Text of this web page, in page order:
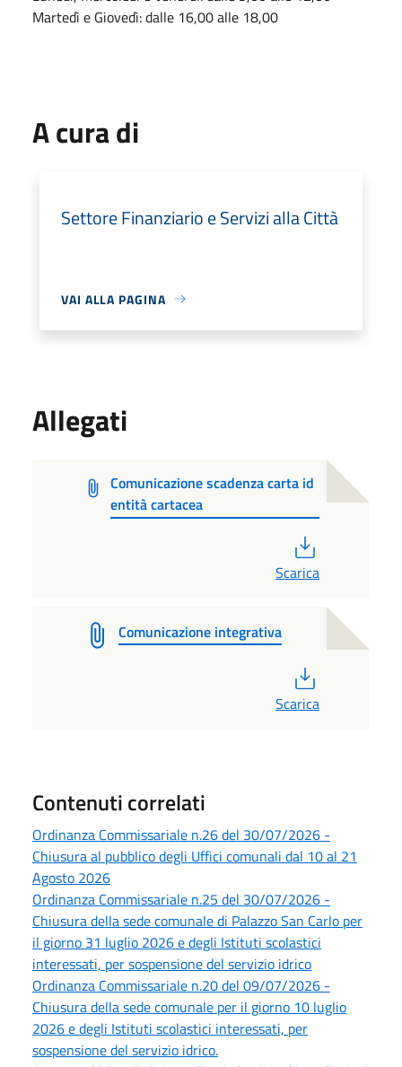
Martedì e Giovedì: dalle 16,00 alle 18,00
A cura di
Settore Finanziario e Servizi alla Città
VAI ALLA PAGINA
Allegati
Comunicazione scadenza carta id
entità cartacea
Scarica
Comunicazione integrativa
Scarica
Contenuti correlati
Ordinanza Commissariale n.26 del 30/07/2026 -
Chiusura al pubblico degli Uffici comunali dal 10 al 21
Agosto 2026
Ordinanza Commissariale n.25 del 30/07/2026 -
Chiusura della sede comunale di Palazzo San Carlo per
il giorno 31 luglio 2026 e degli Istituti scolastici
interessati, per sospensione del servizio idrico
Ordinanza Commissariale n.20 del 09/07/2026 -
Chiusura della sede comunale per il giorno 10 luglio
2026 e degli Istituti scolastici interessati, per
sospensione del servizio idrico.